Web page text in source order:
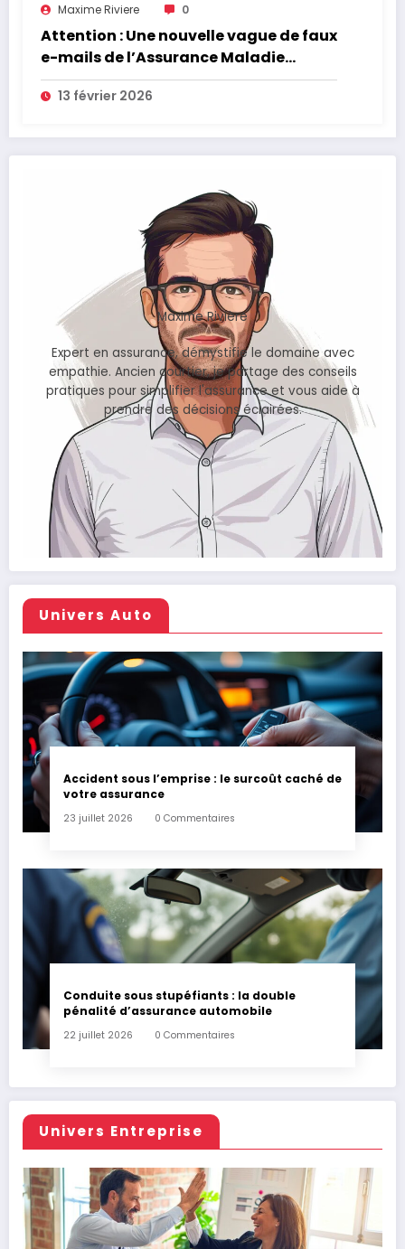
Maxime Riviere 0
Attention : Une nouvelle vague de faux
e-mails de l’Assurance Maladie
menace la couverture de vos frais de
santé
13 février 2026
Maxime Rivière
Expert en assurance, démystifie le domaine avec
empathie. Ancien courtier, je partage des conseils
pratiques pour simplifier l'assurance et vous aide à
prendre des décisions éclairées.
Univers Auto
Accident sous l’emprise : le surcoût caché de
votre assurance
23 juillet 2026 0 Commentaires
Conduite sous stupéfiants : la double
pénalité d’assurance automobile
22 juillet 2026 0 Commentaires
Univers Entreprise